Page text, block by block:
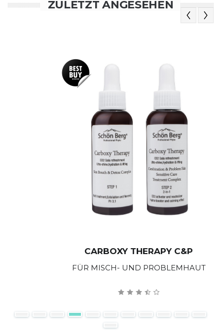
ZULETZT ANGESEHEN
Previous
CARBOXY THERAPY C&P
FÜR MISCH- UND PROBLEMHAUT
Next